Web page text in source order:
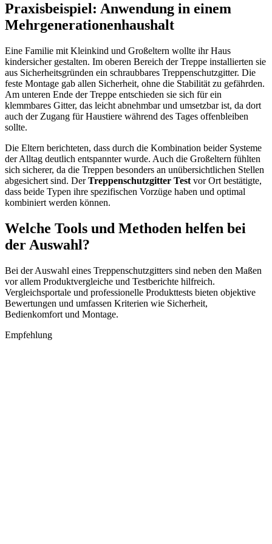
Praxisbeispiel: Anwendung in einem
Mehrgenerationenhaushalt
Eine Familie mit Kleinkind und Großeltern wollte ihr Haus
kindersicher gestalten. Im oberen Bereich der Treppe installierten sie
aus Sicherheitsgründen ein schraubbares Treppenschutzgitter. Die
feste Montage gab allen Sicherheit, ohne die Stabilität zu gefährden.
Am unteren Ende der Treppe entschieden sie sich für ein
klemmbares Gitter, das leicht abnehmbar und umsetzbar ist, da dort
auch der Zugang für Haustiere während des Tages offenbleiben
sollte.
Die Eltern berichteten, dass durch die Kombination beider Systeme
der Alltag deutlich entspannter wurde. Auch die Großeltern fühlten
sich sicherer, da die Treppen besonders an unübersichtlichen Stellen
abgesichert sind. DerTreppenschutzgitter Test vor Ort bestätigte,
dass beide Typen ihre spezifischen Vorzüge haben und optimal
kombiniert werden können.
Welche Tools und Methoden helfen bei
der Auswahl?
Bei der Auswahl eines Treppenschutzgitters sind neben den Maßen
vor allem Produktvergleiche und Testberichte hilfreich.
Vergleichsportale und professionelle Produkttests bieten objektive
Bewertungen und umfassen Kriterien wie Sicherheit,
Bedienkomfort und Montage.
Empfehlung